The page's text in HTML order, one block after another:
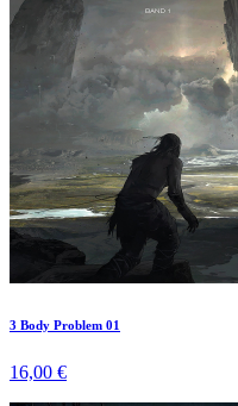
3 Body Problem 01
16,00 €